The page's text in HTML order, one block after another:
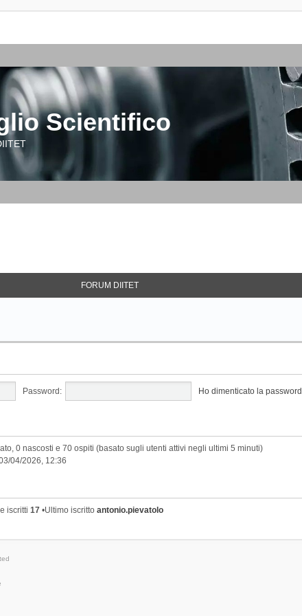
Scientifico
FORUM DIITET
Password: Ho dimenticato la password
0 nascosti e 70 ospiti (basato sugli utenti attivi negli ultimi 5 minuti)
04/2026, 12:36
iscritti 17•Ultimo iscritto antonio.pievatolo